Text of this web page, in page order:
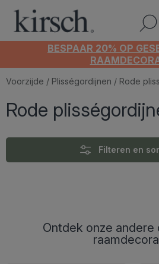
BESPAAR 20% OP
Voorzijde / Plisségordijnen / Rode
Rode
Filteren en
Ontdek onze andere